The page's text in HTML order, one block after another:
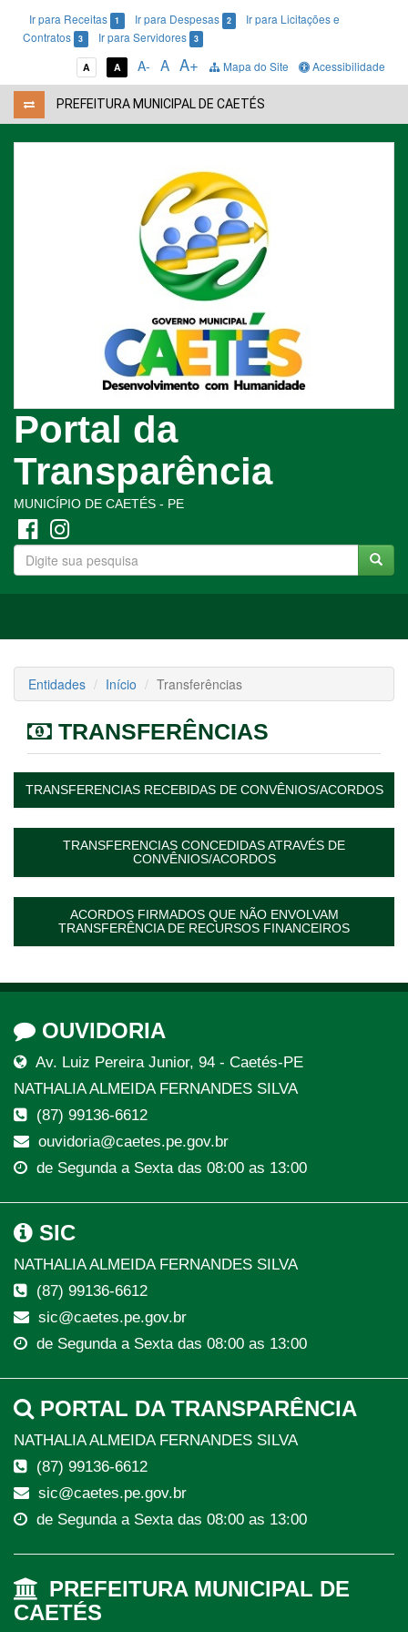
Ir para Receitas 1 Ir para Despesas 2
Ir para Licitações e
Contratos
3 Ir para Servidores 3
A A A- A A+ Mapa do Site Acessibilidade
PREFEITURA MUNICIPAL DE CAETÉS
Portal da
Transparência
MUNICÍPIO DE CAETÉS - PE
navigation
Entidades Início Transferências
TRANSFERÊNCIAS
TRANSFERENCIAS RECEBIDAS DE CONVÊNIOS/ACORDOS
TRANSFERENCIAS CONCEDIDAS ATRAVÉS DE
CONVÊNIOS/ACORDOS
ACORDOS FIRMADOS QUE NÃO ENVOLVAM
TRANSFERÊNCIA DE RECURSOS FINANCEIROS
OUVIDORIA
Av. Luiz Pereira Junior, 94 - Caetés-PE
NATHALIA ALMEIDA FERNANDES SILVA
(87) 99136-6612
ouvidoria@caetes.pe.gov.br
de Segunda a Sexta das 08:00 as 13:00
SIC
NATHALIA ALMEIDA FERNANDES SILVA
(87) 99136-6612
sic@caetes.pe.gov.br
de Segunda a Sexta das 08:00 as 13:00
PORTAL DA TRANSPARÊNCIA
NATHALIA ALMEIDA FERNANDES SILVA
(87) 99136-6612
sic@caetes.pe.gov.br
de Segunda a Sexta das 08:00 as 13:00
PREFEITURA MUNICIPAL DE
CAETÉS